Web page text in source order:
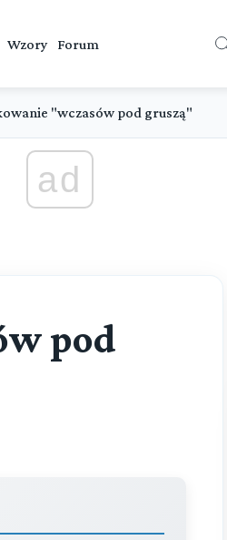
Wzory Forum
"wczasów pod gruszą"
ad
pod